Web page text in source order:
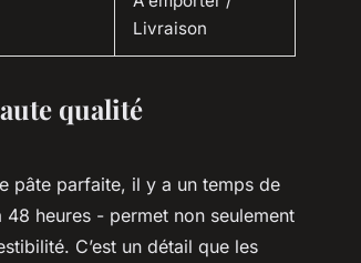
Livraison
qualité
pâte parfaite, il y a un temps de
heures - permet non seulement
C’est un détail que les